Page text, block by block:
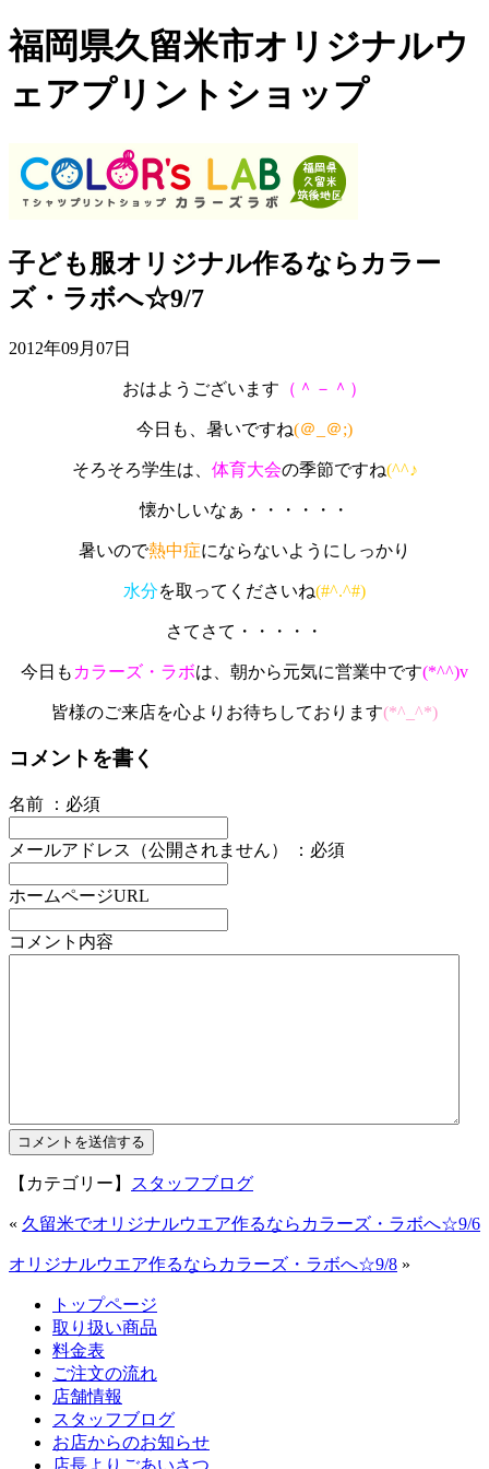
福岡県久留米市オリジナルウ
ェアプリントショップ
子ども服オリジナル作るならカラー
ズ・ラボへ☆9/7
2012年09月07日
おはようございます （＾－＾）
今日も、暑いですね(＠_＠;)
そろそろ学生は、 体育大会の季節ですね(^^♪
懐かしいなぁ・・・・・・
暑いので熱中症にならないようにしっかり
水分を取ってくださいね(#^.^#)
さてさて・・・・・
今日も カラーズ・ラボは、朝から元気に営業中です(*^^)v
皆様のご来店を心よりお待ちしております(*^_^*)
コメントを書く
名前 ：必須
メールアドレス（公開されません） ：必須
ホームページURL
コメント内容
【カテゴリー】 スタッフブログ
« 久留米でオリジナルウエア作るならカラーズ・ラボへ☆9/6
オリジナルウエア作るならカラーズ・ラボへ☆9/8 »
トップページ
取り扱い商品
料金表
ご注文の流れ
店舗情報
スタッフブログ
お店からのお知らせ